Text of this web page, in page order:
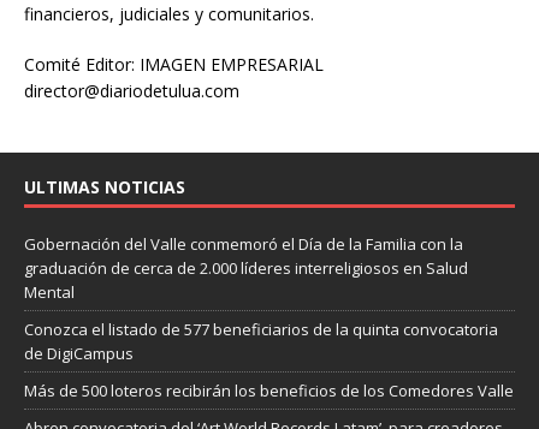
financieros, judiciales y comunitarios.
Comité Editor: IMAGEN EMPRESARIAL
director@diariodetulua.com
ULTIMAS NOTICIAS
Gobernación del Valle conmemoró el Día de la Familia con la
graduación de cerca de 2.000 líderes interreligiosos en Salud
Mental
Conozca el listado de 577 beneficiarios de la quinta convocatoria
de DigiCampus
Más de 500 loteros recibirán los beneficios de los Comedores Valle